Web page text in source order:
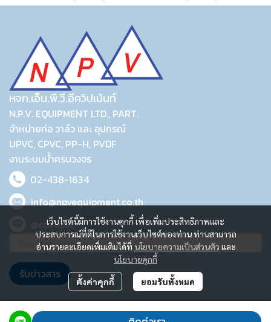
เว็บไซต์นี้มีการใช้งานคุกกี้ เพื่อเพิ่มประสิทธิภาพและ
ประสบการณ์ที่ดีในการใช้งานเว็บไซต์ของท่าน ท่านสามารถ
อ่านรายละเอียดเพิ่มเติมได้ที่ นโยบายความเป็นส่วนตัว และ
นโยบายคุกกี้
ตั้งค่าคุกกี้ ยอมรับทั้งหมด
หจก.เอ็น.พี.วี.อีควิปเม้นท์
N.P.V. EQUIPMENT LTD., PART.
จำหน่ายท่อ วาล์ว และ อุปกรณ์
UPVC, CPVC, PP-H, PVDF
งานระบบน้ำครบวงจร
02-438-1634
info@npvequipment.co.th
@npvupvc
รับข่าวสาร
2023 © N.P.V. EQUIPMENT LTD., PART.